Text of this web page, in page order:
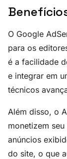
O Google
para os
é a facilidade
e integrar em
técnicos
Além disso, o
monetizem
anúncios
do site, o que